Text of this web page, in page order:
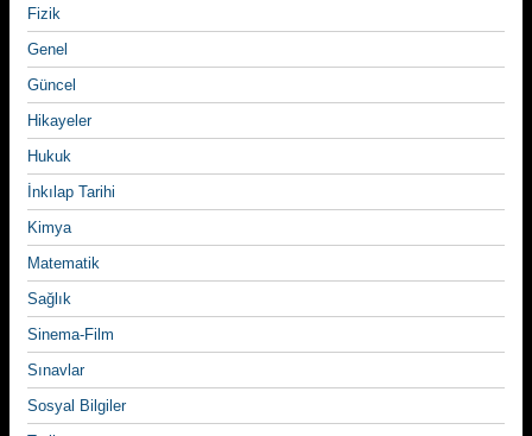
Fizik
Genel
Güncel
Hikayeler
Hukuk
İnkılap Tarihi
Kimya
Matematik
Sağlık
Sinema-Film
Sınavlar
Sosyal Bilgiler